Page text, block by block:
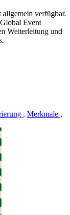
verfügbar.
Event
Weiterleitung und
, Merkmale ,